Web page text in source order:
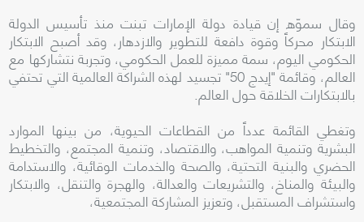
وقال سموّه إن قيادة دولة الإمارات تبنت منذ تأسيس الدولة
الابتكار محركاً وقوة دافعة للتطوير والازدهار، وقد أصبح الابتكار
الحكومي اليوم، سمة مميزة للعمل الحكومي، وتجربة نتشاركها مع
العالم، وقائمة "إيدج 50" تجسيد لهذه الشراكة العالمية التي تحتفي
بالابتكارات الخلاقة حول العالم.
وتغطي القائمة عدداً من القطاعات الحيوية، من بينها الموارد
البشرية وتنمية المواهب، والاقتصاد، وتنمية المجتمع، والتخطيط
الحضري والبنية التحتية، والصحة والخدمات الوقائية، والاستدامة
والبيئة والمناخ، والتشريعات والعدالة، والهجرة والتنقل، والابتكار
واستشراف المستقبل، وتعزيز المشاركة المجتمعية،